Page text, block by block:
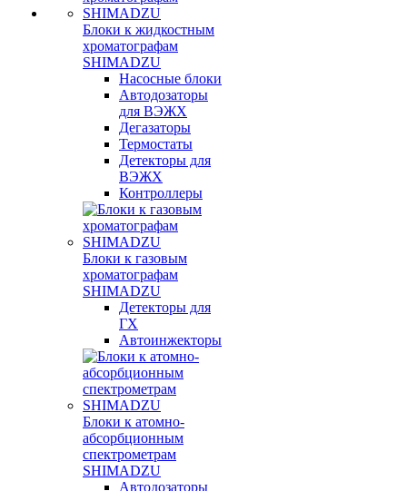
Блоки к жидкостным
хроматографам
SHIMADZU
Насосные блоки
Автодозаторы
для ВЭЖХ
Дегазаторы
Термостаты
Детекторы для
ВЭЖХ
Контроллеры
Блоки к газовым
хроматографам
SHIMADZU
Детекторы для
ГХ
Автоинжекторы
Блоки к атомно-
абсорбционным
спектрометрам
SHIMADZU
Автодозаторы